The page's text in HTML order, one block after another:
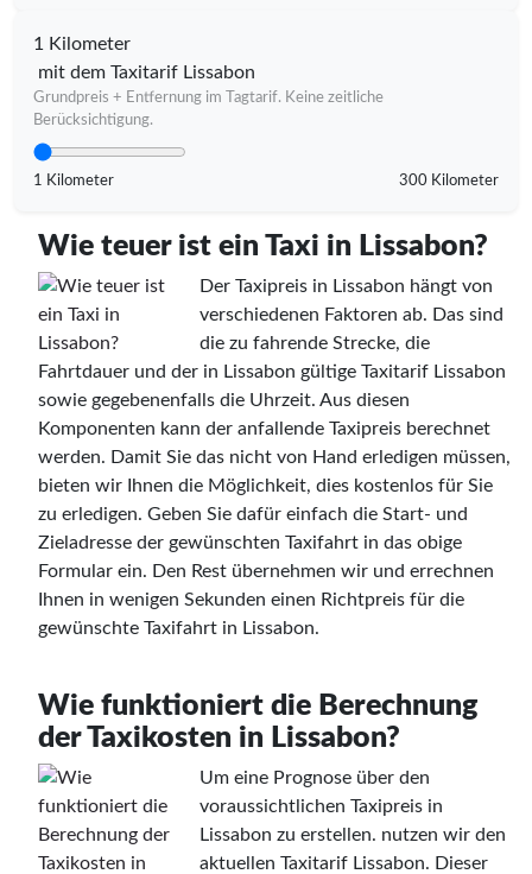
1 Kilometer
mit dem Taxitarif Lissabon
Grundpreis + Entfernung im Tagtarif. Keine zeitliche
Berücksichtigung.
1 Kilometer 300 Kilometer
Wie teuer ist ein Taxi in Lissabon?
Der Taxipreis in Lissabon hängt von
verschiedenen Faktoren ab. Das sind
die zu fahrende Strecke, die
Fahrtdauer und der in Lissabon gültige Taxitarif Lissabon
sowie gegebenenfalls die Uhrzeit. Aus diesen
Komponenten kann der anfallende Taxipreis berechnet
werden. Damit Sie das nicht von Hand erledigen müssen,
bieten wir Ihnen die Möglichkeit, dies kostenlos für Sie
zu erledigen. Geben Sie dafür einfach die Start- und
Zieladresse der gewünschten Taxifahrt in das obige
Formular ein. Den Rest übernehmen wir und errechnen
Ihnen in wenigen Sekunden einen Richtpreis für die
gewünschte Taxifahrt in Lissabon.
Wie funktioniert die Berechnung
der Taxikosten in Lissabon?
Um eine Prognose über den
voraussichtlichen Taxipreis in
Lissabon zu erstellen. nutzen wir den
aktuellen Taxitarif Lissabon. Dieser